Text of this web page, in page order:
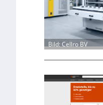
Bild: Cellro BV